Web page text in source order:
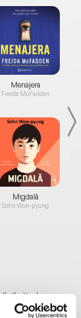
Menajera
Freida McFadden
Migdală
Sohn Won-pyung
de
să